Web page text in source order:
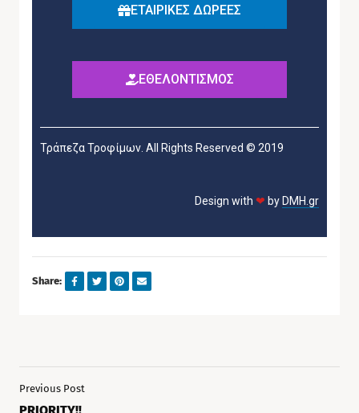
ΕΤΑΙΡΙΚΕΣ ΔΩΡΕΕΣ
ΕΘΕΛΟΝΤΙΣΜΟΣ
Τράπεζα Τροφίμων. All Rights Reserved © 2019
Design with ❤ by DMH.gr
Share:
Previous Post